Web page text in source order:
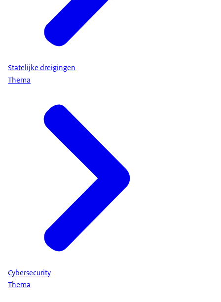
Dat betekent dat zij passende maatregelen moeten
om verstorende incidenten te voorkomen,
de impact te beperken en snel ervan te herstellen.
of maatregelen nemen voor toegangsbeveiliging.
Daarnaast hebben ze een meldplicht.
Een aanzienlijke verstoring van hun essentiële dienst
moet door de kritieke entiteit binnen 24 uur
gemeld worden in een meldportaal van de overheid.
Elk verantwoordelijk ministerie wijst een toezichthouder
die controleert op de naleving van de verplichtingen
die gelden voor kritieke entiteiten.
De wet regelt ook dat kritieke entiteiten
door de overheid worden ondersteund
bij het verhogen van hun weerbaarheid.
het bieden van methodieken
Statelijke dreigingen
Thema
Cybersecurity
Thema